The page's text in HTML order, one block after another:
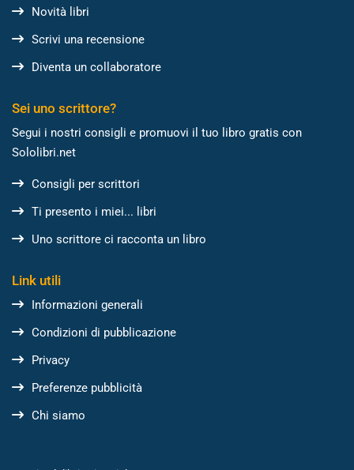
Novità libri
Scrivi una recensione
Diventa un collaboratore
Sei uno scrittore?
Segui i nostri consigli e promuovi il tuo libro gratis con
Sololibri.net
Consigli per scrittori
Ti presento i miei... libri
Uno scrittore ci racconta un libro
Link utili
Informazioni generali
Condizioni di pubblicazione
Privacy
Preferenze pubblicità
Chi siamo